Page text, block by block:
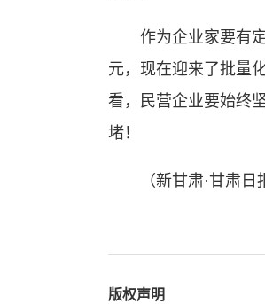
作为企业家要有定
元，现在迎来了批量
看，民营企业要始终
堵！
（新甘肃·甘肃日报
版权声明